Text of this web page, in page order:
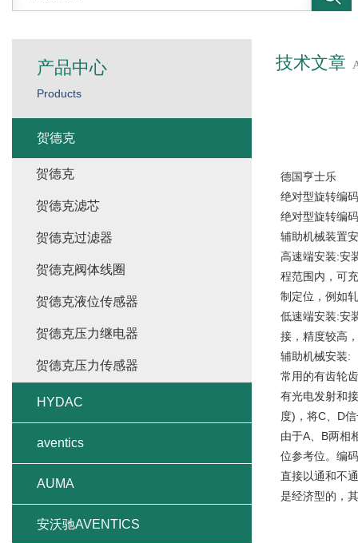
技术文章
德国亨士乐
绝对型旋转编
绝对型旋转编
辅助机械装置
高速端安装:安
程范围内，可
制定位，例如
低速端安装:安
接，精度较高
辅助机械安装:
常用的有齿轮
有光电发射和
度)，将C、D
由于A、B两相
位参考位。编
直接以通和不
是经济型的，
产品中心
Products
贺德克
贺德克
贺德克滤芯
贺德克过滤器
贺德克阀体线圈
贺德克液位传感器
贺德克压力继电器
贺德克压力传感器
HYDAC
aventics
AUMA
安沃驰AVENTICS